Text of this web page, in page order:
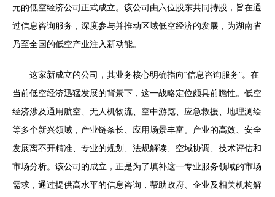
元的低空经济公司正式成立。该公司由六位股东共同持股，旨在通
过信息咨询服务，深度参与并推动区域低空经济的发展，为湖南省
乃至全国的低空产业注入新动能。
这家新成立的公司，其业务核心明确指向“信息咨询服务”。在
当前低空经济迅猛发展的背景下，这一战略定位颇具前瞻性。低空
经济涉及通用航空、无人机物流、空中游览、应急救援、地理测绘
等多个新兴领域，产业链条长、应用场景丰富。产业的高效、安全
发展离不开精准、专业的规划、法规解读、空域协调、技术评估和
市场分析。该公司的成立，正是为了填补这一专业服务领域的市场
需求，通过提供高水平的信息咨询，帮助政府、企业及相关机构解